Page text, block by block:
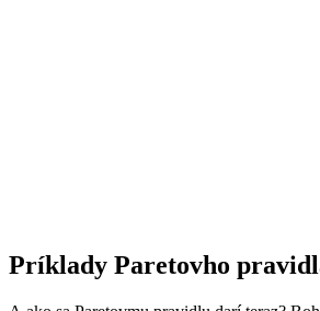
Príklady Paretovho